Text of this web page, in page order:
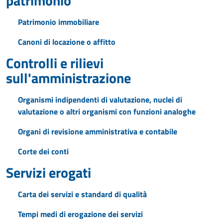
Patrimonio immobiliare
Canoni di locazione o affitto
Controlli e rilievi
sull'amministrazione
Organismi indipendenti di valutazione, nuclei di
valutazione o altri organismi con funzioni analoghe
Organi di revisione amministrativa e contabile
Corte dei conti
Servizi erogati
Carta dei servizi e standard di qualità
Tempi medi di erogazione dei servizi